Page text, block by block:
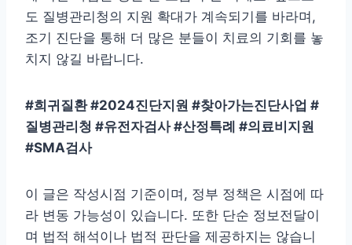
도 질병관리청의 지원 확대가 계속되기를 바라며,
조기 진단을 통해 더 많은 분들이 치료의 기회를 놓
치지 않길 바랍니다.
#희귀질환 #2024진단지원 #찾아가는진단사업 #
질병관리청 #유전자검사 #산정특례 #의료비지원
#SMA검사
이 글은 작성시점 기준이며, 정부 정책은 시점에 따
라 변동 가능성이 있습니다. 또한 단순 정보전달이
며 법적 해석이나 법적 판단을 제공하지는 않습니